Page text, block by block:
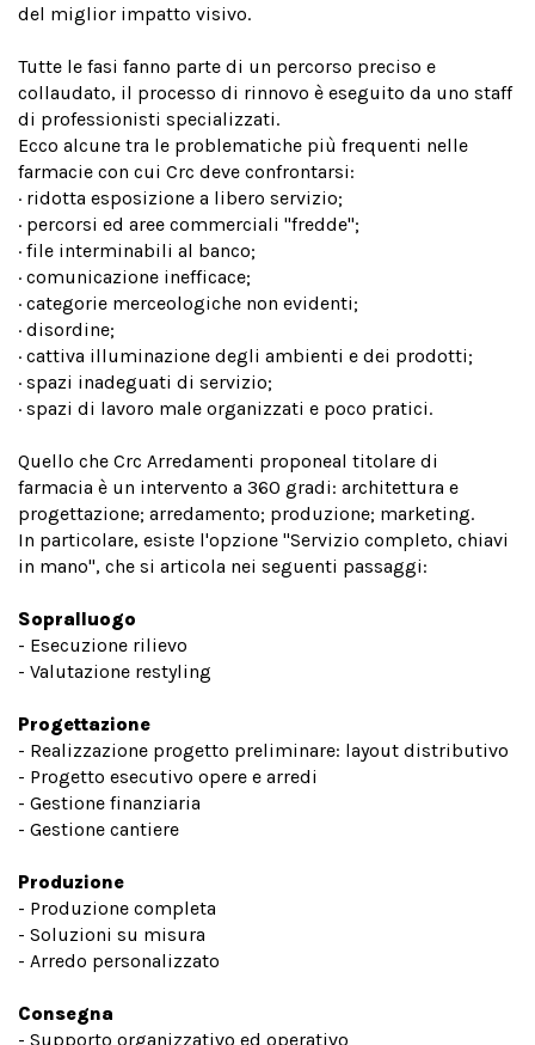
del miglior impatto visivo.
Tutte le fasi fanno parte di un percorso preciso e
collaudato, il processo di rinnovo è eseguito da uno staff
di professionisti specializzati.
Ecco alcune tra le problematiche più frequenti nelle
farmacie con cui Crc deve confrontarsi:
· ridotta esposizione a libero servizio;
· percorsi ed aree commerciali "fredde";
· file interminabili al banco;
· comunicazione inefficace;
· categorie merceologiche non evidenti;
· disordine;
· cattiva illuminazione degli ambienti e dei prodotti;
· spazi inadeguati di servizio;
· spazi di lavoro male organizzati e poco pratici.
Quello che Crc Arredamenti proponeal titolare di
farmacia è un intervento a 360 gradi: architettura e
progettazione; arredamento; produzione; marketing.
In particolare, esiste l'opzione "Servizio completo, chiavi
in mano", che si articola nei seguenti passaggi:
Sopralluogo
- Esecuzione rilievo
- Valutazione restyling
Progettazione
- Realizzazione progetto preliminare: layout distributivo
- Progetto esecutivo opere e arredi
- Gestione finanziaria
- Gestione cantiere
Produzione
- Produzione completa
- Soluzioni su misura
- Arredo personalizzato
Consegna
- Supporto organizzativo ed operativo